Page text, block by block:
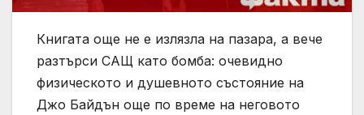
Книгата още не е излязла на пазара, а вече
разтърси САЩ като бомба: очевидно
физическото и душевното състояние на
Джо Байдън още по време на неговото